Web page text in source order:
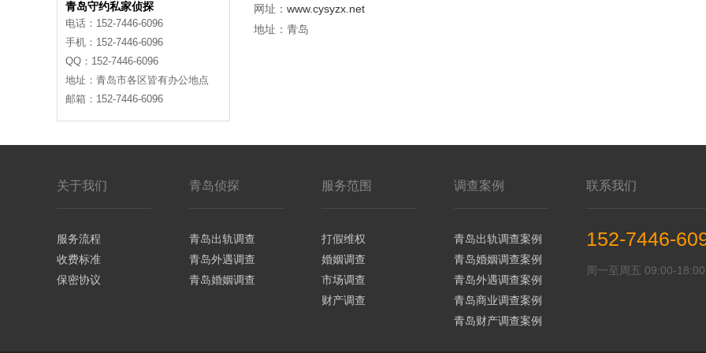
青岛守约私家侦探
电话：152-7446-6096
手机：152-7446-6096
QQ：152-7446-6096
地址：青岛市各区皆有办公地点
邮箱：152-7446-6096
网址： www.cysyzx.net
地址： 青岛
关于我们
服务流程
收费标准
保密协议
青岛侦探
青岛出轨调查
青岛外遇调查
青岛婚姻调查
服务范围
打假维权
婚姻调查
市场调查
财产调查
调查案例
青岛出轨调查案例
青岛婚姻调查案例
青岛外遇调查案例
青岛商业调查案例
青岛财产调查案例
联系我们
152-7446-
周一至周五 09:00-18:00